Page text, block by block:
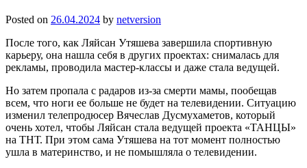
Posted on 26.04.2024 by netversion
После того, как Ляйсан Утяшева завершила спортивную
карьеру, она нашла себя в других проектах: снималась для
рекламы, проводила мастер-классы и даже стала ведущей.
Но затем пропала с радаров из-за смерти мамы, пообещав
всем, что ноги ее больше не будет на телевидении. Ситуацию
изменил телепродюсер Вячеслав Дусмухаметов, который
очень хотел, чтобы Ляйсан стала ведущей проекта «ТАНЦЫ»
на ТНТ. При этом сама Утяшева на тот момент полностью
ушла в материнство, и не помышляла о телевидении.